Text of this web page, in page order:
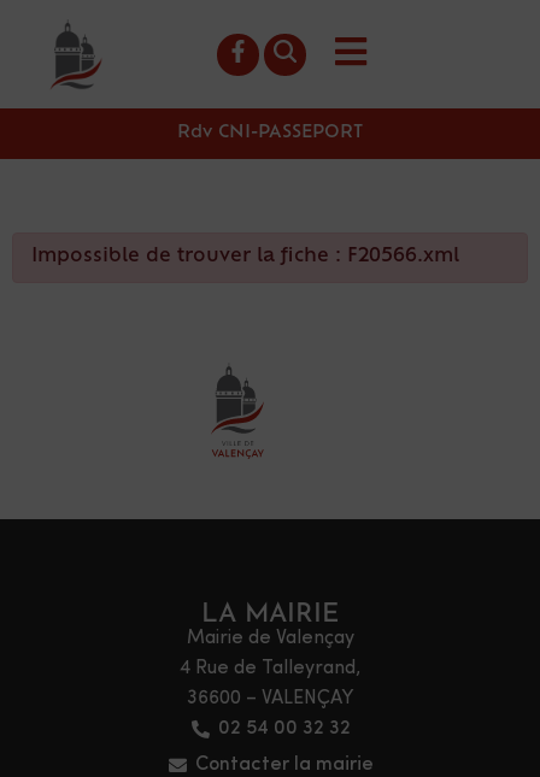
principal
Rdv CNI-PASSEPORT
Impossible de trouver la fiche : F20566.xml
LA MAIRIE
Mairie de Valençay
4 Rue de Talleyrand,
36600 – VALENÇAY
02 54 00 32 32
Contacter la mairie